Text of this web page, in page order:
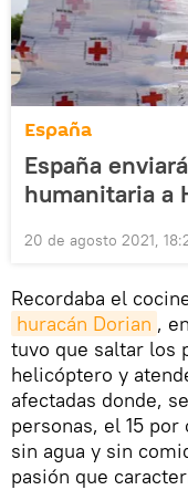
España
España
humanitaria a
20 de agosto 2021,
Recordaba el
huracán Dorian ,
tuvo que saltar los
helicóptero y
afectadas donde,
personas, el 15
sin agua y sin
pasión que